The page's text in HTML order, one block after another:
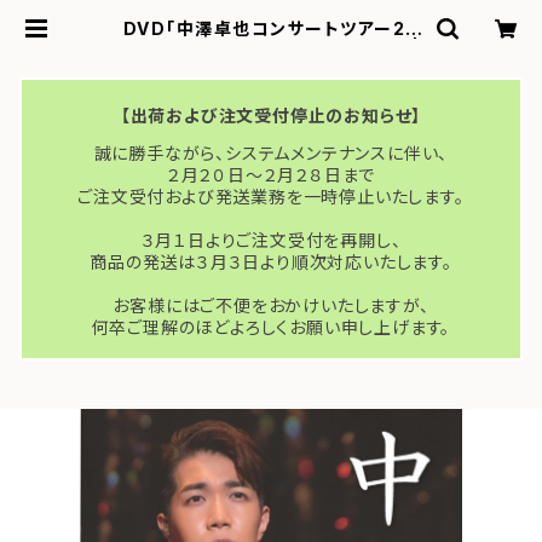
DVD「中澤卓也コンサートツアー20
【出荷および注文受付停止のお知らせ】
誠に勝手ながら、システムメンテナンスに伴い、
２月２０日〜２月２８日まで
ご注文受付および発送業務を一時停止いたします。
３月１日よりご注文受付を再開し、
商品の発送は３月３日より順次対応いたします。
お客様にはご不便をおかけいたしますが、
何卒ご理解のほどよろしくお願い申し上げます。